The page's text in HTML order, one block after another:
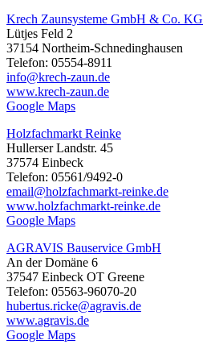
Krech Zaunsysteme GmbH & Co. KG
Lütjes Feld 2
37154 Northeim-Schnedinghausen
Telefon: 05554-8911
info@krech-zaun.de
www.krech-zaun.de
Google Maps
Holzfachmarkt Reinke
Hullerser Landstr. 45
37574 Einbeck
Telefon: 05561/9492-0
email@holzfachmarkt-reinke.de
www.holzfachmarkt-reinke.de
Google Maps
AGRAVIS Bauservice GmbH
An der Domäne 6
37547 Einbeck OT Greene
Telefon: 05563-96070-20
hubertus.ricke@agravis.de
www.agravis.de
Google Maps